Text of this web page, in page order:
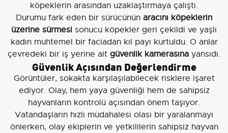
köpeklerin arasından uzaklaştırmaya çalıştı.
Durumu fark eden bir sürücünün aracını köpeklerin
üzerine sürmesi sonucu köpekler geri çekildi ve yaşlı
kadın muhtemel bir faciadan kıl payı kurtuldu. O anlar
çevredeki bir iş yerine ait güvenlik kamerasına yansıdı.
Güvenlik Açısından Değerlendirme
Görüntüler, sokakta karşılaşılabilecek risklere işaret
ediyor. Olay, hem yaya güvenliği hem de sahipsiz
hayvanların kontrolü açısından önem taşıyor.
Vatandaşların hızlı müdahalesi olası bir yaralanmayı
önlerken, olay ekiplerin ve yetkililerin sahipsiz hayvan